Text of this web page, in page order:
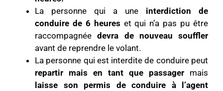
La personne qui a une interdiction de
conduire de 6 heures et qui n’a pas pu être
raccompagnéedevra de nouveau souffler
avant de reprendre le volant.
La personne qui est interdite de conduire peut
repartir mais en tant que passager mais
laisse son permis de conduire à l’agent